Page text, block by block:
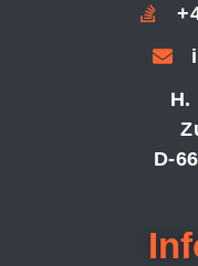
H.
D-